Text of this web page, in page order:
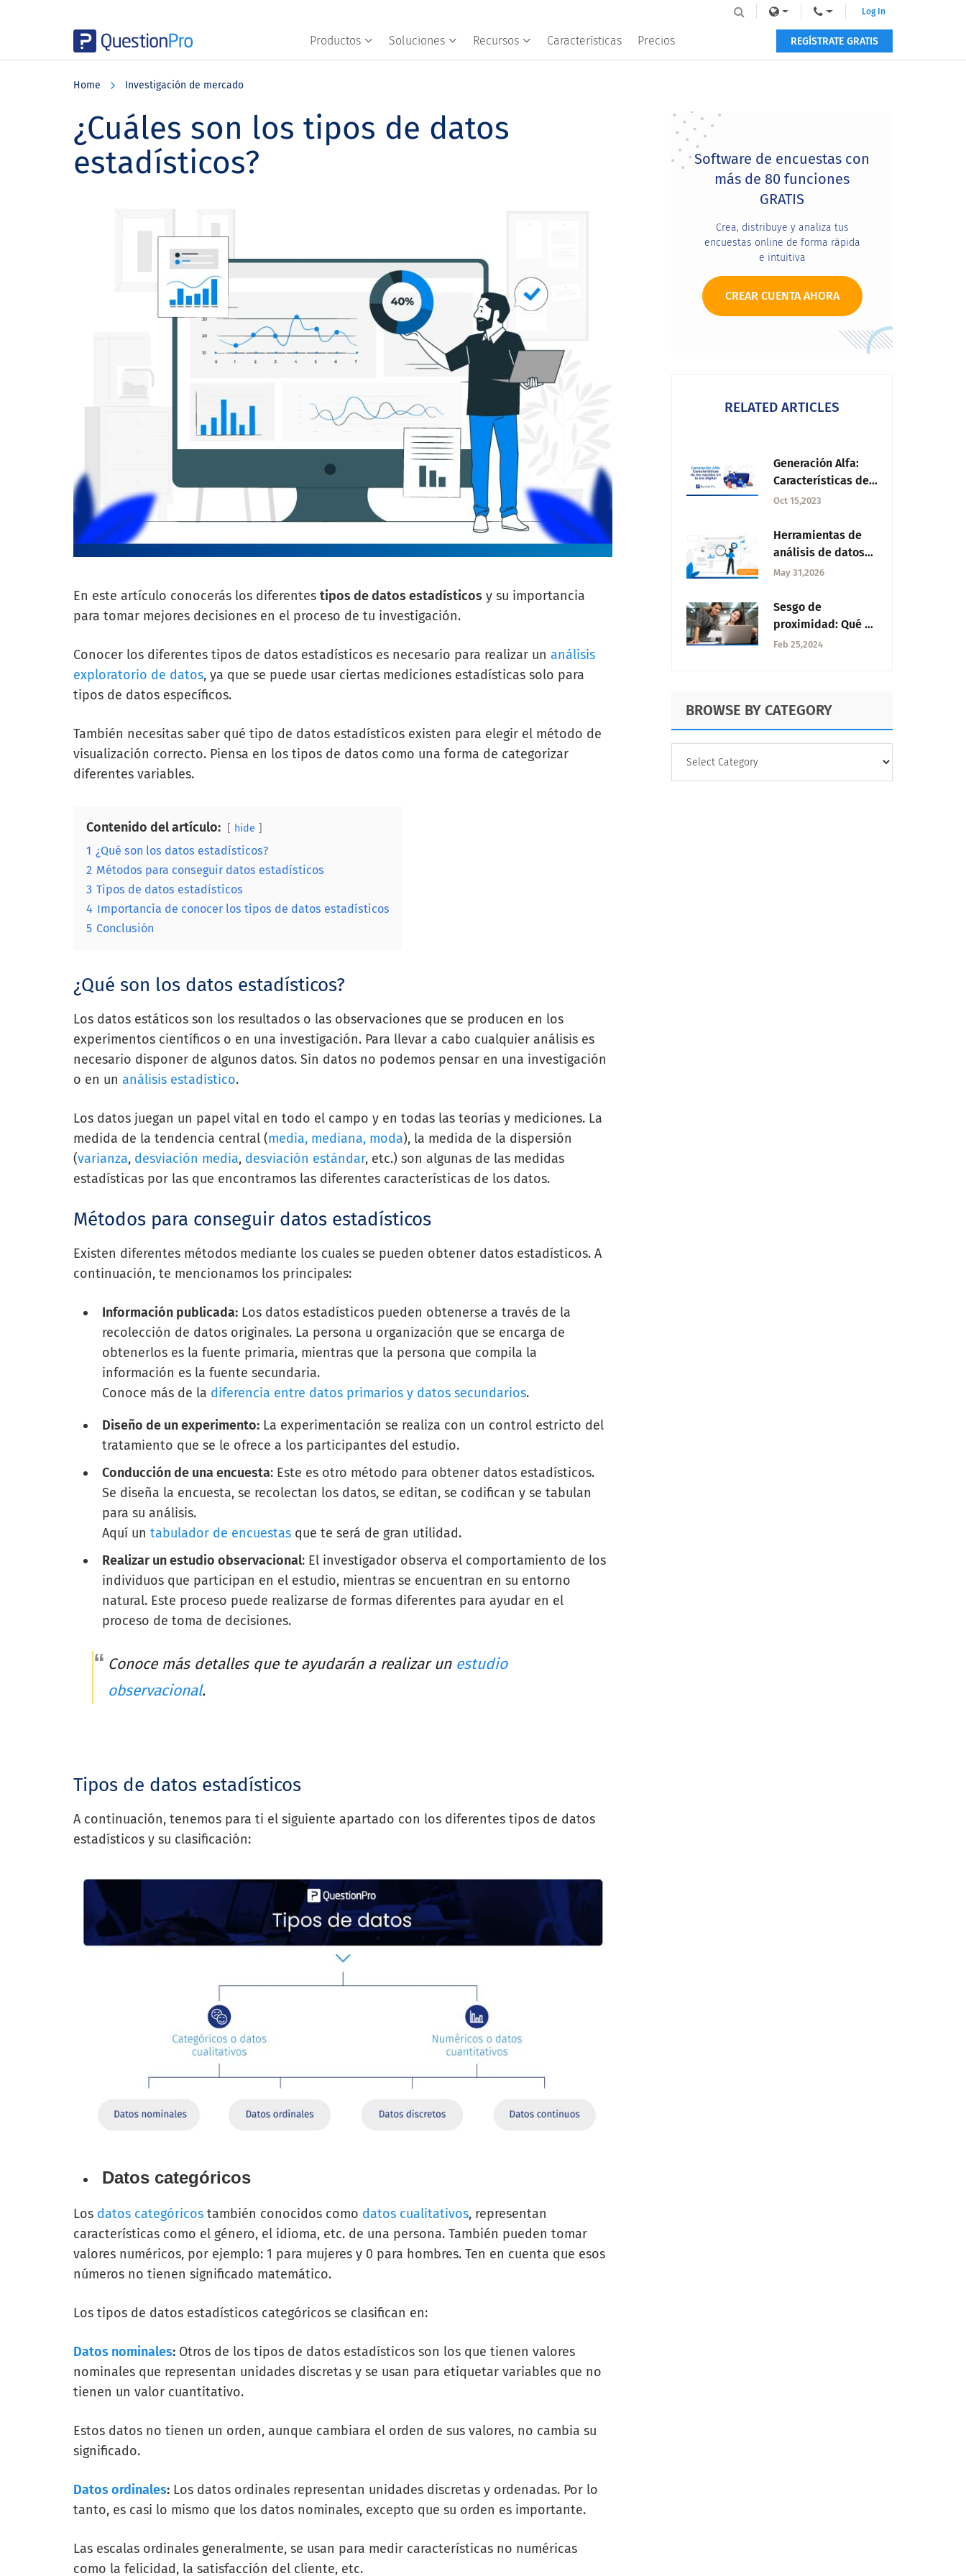
Productos Soluciones Recursos Características Precios
Log In
REGÍSTRATE GRATIS
Home Investigación de mercado
¿Cuáles son los tipos de datos
estadísticos?
En este artículo conocerás los diferentes tipos de datos estadísticos y su importancia
para tomar mejores decisiones en el proceso de tu investigación.
Conocer los diferentes tipos de datos estadísticos es necesario para realizar un análisis
exploratorio de datos, ya que se puede usar ciertas mediciones estadísticas solo para
tipos de datos específicos.
También necesitas saber qué tipo de datos estadísticos existen para elegir el método de
visualización correcto. Piensa en los tipos de datos como una forma de categorizar
diferentes variables.
Contenido del artículo: hide
1 ¿Qué son los datos estadísticos?
2 Métodos para conseguir datos estadísticos
3 Tipos de datos estadísticos
4 Importancia de conocer los tipos de datos estadísticos
5 Conclusión
¿Qué son los datos estadísticos?
Los datos estáticos son los resultados o las observaciones que se producen en los
experimentos científicos o en una investigación. Para llevar a cabo cualquier análisis es
necesario disponer de algunos datos. Sin datos no podemos pensar en una investigación
o en un análisis estadístico.
Los datos juegan un papel vital en todo el campo y en todas las teorías y mediciones. La
medida de la tendencia central (media, mediana, moda), la medida de la dispersión
(varianza, desviación media, desviación estándar, etc.) son algunas de las medidas
estadísticas por las que encontramos las diferentes características de los datos.
Métodos para conseguir datos estadísticos
Existen diferentes métodos mediante los cuales se pueden obtener datos estadísticos. A
continuación, te mencionamos los principales:
Información publicada: Los datos estadísticos pueden obtenerse a través de la
recolección de datos originales. La persona u organización que se encarga de
obtenerlos es la fuente primaria, mientras que la persona que compila la
información es la fuente secundaria.
Conoce más de la diferencia entre datos primarios y datos secundarios.
Diseño de un experimento: La experimentación se realiza con un control estricto del
tratamiento que se le ofrece a los participantes del estudio.
Conducción de una encuesta: Este es otro método para obtener datos estadísticos.
Se diseña la encuesta, se recolectan los datos, se editan, se codifican y se tabulan
para su análisis.
Aquí untabulador de encuestas que te será de gran utilidad.
Realizar un estudio observacional: El investigador observa el comportamiento de los
individuos que participan en el estudio, mientras se encuentran en su entorno
natural. Este proceso puede realizarse de formas diferentes para ayudar en el
proceso de toma de decisiones.
Conoce más detalles que te ayudarán a realizar un estudio
observacional.
Tipos de datos estadísticos
A continuación, tenemos para ti el siguiente apartado con los diferentes tipos de datos
estadísticos y su clasificación:
Datos categóricos
Los datos categóricos también conocidos como datos cualitativos, representan
características como el género, el idioma, etc. de una persona. También pueden tomar
valores numéricos, por ejemplo: 1 para mujeres y 0 para hombres. Ten en cuenta que esos
números no tienen significado matemático.
Los tipos de datos estadísticos categóricos se clasifican en:
Datos nominales: Otros de los tipos de datos estadísticos son los que tienen valores
nominales que representan unidades discretas y se usan para etiquetar variables que no
tienen un valor cuantitativo.
Estos datos no tienen un orden, aunque cambiara el orden de sus valores, no cambia su
significado.
Datos ordinales: Los datos ordinales representan unidades discretas y ordenadas. Por lo
tanto, es casi lo mismo que los datos nominales, excepto que su orden es importante.
Las escalas ordinales generalmente, se usan para medir características no numéricas
como la felicidad, la satisfacción del cliente, etc.
Primary
Sidebar
Software de encuestas con
más de 80 funciones
GRATIS
Crea, distribuye y analiza tus
encuestas online de forma rápida
e intuitiva
CREAR CUENTA AHORA
RELATED ARTICLES
Generación Alfa:
Características de
los nacidos en la
Oct 15,2023
Herramientas de
análisis de datos
para una
mercado
May 31,2026
Sesgo de
proximidad: Qué es
y cómo evitarlo
Feb 25,2024
BROWSE BY CATEGORY
CATEGORY